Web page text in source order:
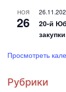
НОЯ
26
20-й
Просмотреть
Рубрики